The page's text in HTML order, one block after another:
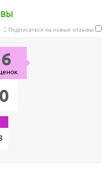
Подписаться на новые отзывы
6